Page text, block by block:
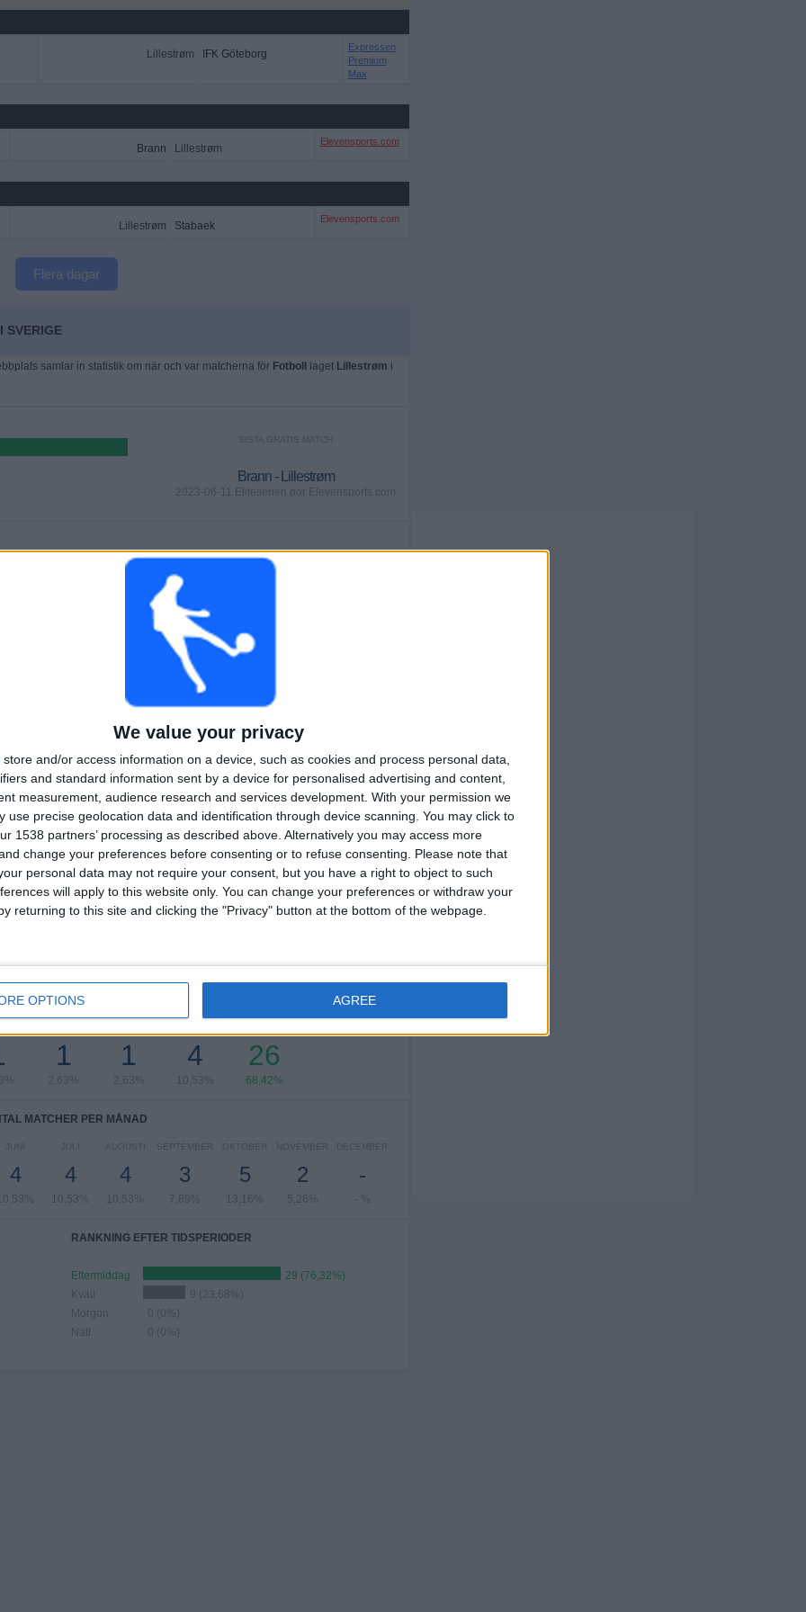
We value your privacy
store and/or access information on a device, such as cookies and process personal data,
and standard information sent by a device for personalised advertising and content,
measurement, audience research and services development. With your permission we
use precise geolocation data and identification through device scanning. You may click to
1538 partners’ processing as described above. Alternatively you may access more
change your preferences before consenting or to refuse consenting.
Please note that
personal data may not require your consent, but you have a right to object to such
will apply to this website only. You can change your preferences or withdraw your
returning to this site and clicking the "Privacy" button at the bottom of the webpage.
OPTIONS AGREE
Lillestrøm IFK Göteborg
Expressen
Premium
Max
Brann Lillestrøm
Elevensports.com
Lillestrøm Stabaek
Elevensports.com
Flera dagar
SVERIGE
samlar in statistik om när och var matcherna för Fotboll laget Lillestrøm i
SISTA GRATIS MATCH
Brann - Lillestrøm
2023-06-11 Eliteserien por Elevensports.com
DAGAR
MATCH
1
KONTINUERLIGT
BETALD
MOTSTÅNDARE
3
VS Bodø/Glimt
2
TÄVLINGAR
RANKNING EFTER TÄVLINGAR
Eliteserien
Träningsmatch
1 (2,63%)
Se fullständig rangordning
MATCHER PER VECKODAG
1
2,63%
1
2,63%
4
10,53%
26
68,42%
MATCHER PER MÅNAD
JUNI
4
JULI
4
10,53%
AUGUSTI
4
10,53%
SEPTEMBER
3
7,89%
OKTOBER
5
13,16%
NOVEMBER
2
5,26%
DECEMBER
-
- %
RANKNING EFTER TIDSPERIODER
Eftermiddag
29 (76,32%)
Kväll
9 (23,68%)
Morgon
0 (0%)
Natt
0 (0%)